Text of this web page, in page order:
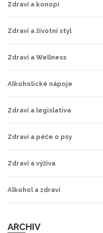
Zdraví a konopí
Zdraví a životní styl
Zdraví a Wellness
Alkoholické nápoje
Zdraví a legislativa
Zdraví a péče o psy
Zdraví a výživa
Alkohol a zdraví
ARCHIV